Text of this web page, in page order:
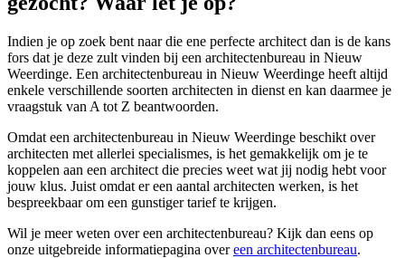
Indien je op zoek bent naar die ene perfecte architect dan is de kans
fors dat je deze zult vinden bij een architectenbureau in Nieuw
Weerdinge. Een architectenbureau in Nieuw Weerdinge heeft altijd
enkele verschillende soorten architecten in dienst en kan daarmee je
vraagstuk van A tot Z beantwoorden.
Omdat een architectenbureau in Nieuw Weerdinge beschikt over
architecten met allerlei specialismes, is het gemakkelijk om je te
koppelen aan een architect die precies weet wat jij nodig hebt voor
jouw klus. Juist omdat er een aantal architecten werken, is het
bespreekbaar om een gunstiger tarief te krijgen.
Wil je meer weten over een architectenbureau? Kijk dan eens op
onze uitgebreide informatiepagina overeen architectenbureau.